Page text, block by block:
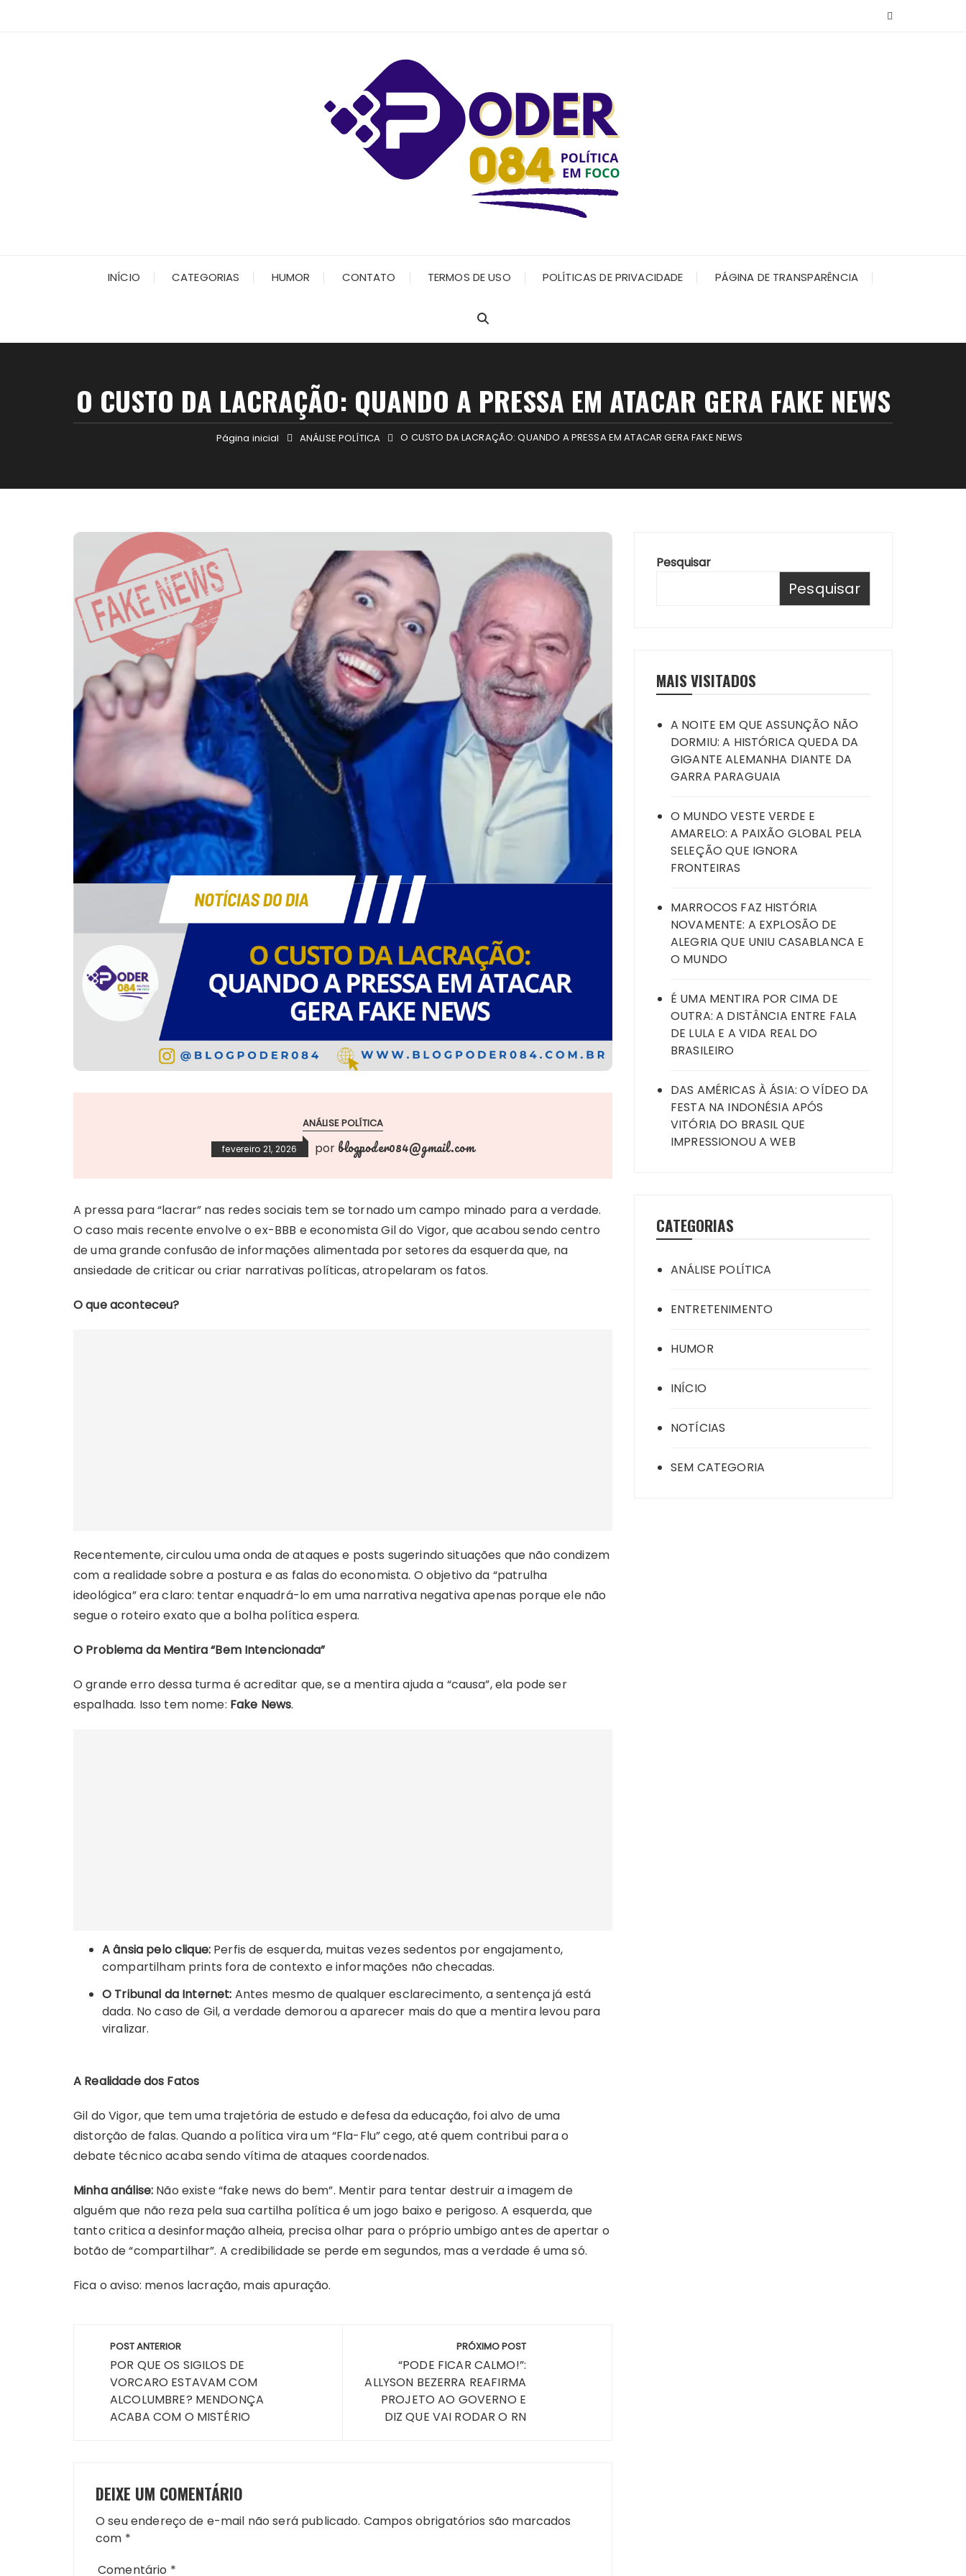
INÍCIO CATEGORIAS HUMOR CONTATO TERMOS DE USO POLÍTICAS DE PRIVACIDADE PÁGINA DE TRANSPARÊNCIA
O CUSTO DA LACRAÇÃO: QUANDO A PRESSA EM ATACAR GERA FAKE NEWS
Página inicial ANÁLISE POLÍTICA O CUSTO DA LACRAÇÃO: QUANDO A PRESSA EM ATACAR GERA FAKE NEWS
ANÁLISE POLÍTICA
fevereiro 21, 2026 por blogpoder084@gmail.com
A pressa para “lacrar” nas redes sociais tem se tornado um campo minado para a verdade.
O caso mais recente envolve o ex-BBB e economista Gil do Vigor, que acabou sendo centro
de uma grande confusão de informações alimentada por setores da esquerda que, na
ansiedade de criticar ou criar narrativas políticas, atropelaram os fatos.
O que aconteceu?
Recentemente, circulou uma onda de ataques e posts sugerindo situações que não condizem
com a realidade sobre a postura e as falas do economista. O objetivo da “patrulha
ideológica” era claro: tentar enquadrá-lo em uma narrativa negativa apenas porque ele não
segue o roteiro exato que a bolha política espera.
O Problema da Mentira “Bem Intencionada”
O grande erro dessa turma é acreditar que, se a mentira ajuda a “causa”, ela pode ser
espalhada. Isso tem nome: Fake News.
A ânsia pelo clique: Perfis de esquerda, muitas vezes sedentos por engajamento,
compartilham prints fora de contexto e informações não checadas.
O Tribunal da Internet: Antes mesmo de qualquer esclarecimento, a sentença já está
dada. No caso de Gil, a verdade demorou a aparecer mais do que a mentira levou para
viralizar.
A Realidade dos Fatos
Gil do Vigor, que tem uma trajetória de estudo e defesa da educação, foi alvo de uma
distorção de falas. Quando a política vira um “Fla-Flu” cego, até quem contribui para o
debate técnico acaba sendo vítima de ataques coordenados.
Minha análise: Não existe “fake news do bem”. Mentir para tentar destruir a imagem de
alguém que não reza pela sua cartilha política é um jogo baixo e perigoso. A esquerda, que
tanto critica a desinformação alheia, precisa olhar para o próprio umbigo antes de apertar o
botão de “compartilhar”. A credibilidade se perde em segundos, mas a verdade é uma só.
Fica o aviso: menos lacração, mais apuração.
Navegação
Post
POST ANTERIOR
POR QUE OS SIGILOS DE
VORCARO ESTAVAM COM
ALCOLUMBRE? MENDONÇA
ACABA COM O MISTÉRIO
PRÓXIMO POST
“PODE FICAR CALMO!”:
ALLYSON BEZERRA REAFIRMA
PROJETO AO GOVERNO E
DIZ QUE VAI RODAR O RN
DEIXE UM COMENTÁRIO
O seu endereço de e-mail não será publicado. Campos obrigatórios são marcados
com *
Comentário *
Pesquisar
Pesquisar
MAIS VISITADOS
A NOITE EM QUE ASSUNÇÃO NÃO
DORMIU: A HISTÓRICA QUEDA DA
GIGANTE ALEMANHA DIANTE DA
GARRA PARAGUAIA
O MUNDO VESTE VERDE E
AMARELO: A PAIXÃO GLOBAL PELA
SELEÇÃO QUE IGNORA
FRONTEIRAS
MARROCOS FAZ HISTÓRIA
NOVAMENTE: A EXPLOSÃO DE
ALEGRIA QUE UNIU CASABLANCA E
O MUNDO
É UMA MENTIRA POR CIMA DE
OUTRA: A DISTÂNCIA ENTRE FALA
DE LULA E A VIDA REAL DO
BRASILEIRO
DAS AMÉRICAS À ÁSIA: O VÍDEO DA
FESTA NA INDONÉSIA APÓS
VITÓRIA DO BRASIL QUE
IMPRESSIONOU A WEB
CATEGORIAS
ANÁLISE POLÍTICA
ENTRETENIMENTO
HUMOR
INÍCIO
NOTÍCIAS
SEM CATEGORIA